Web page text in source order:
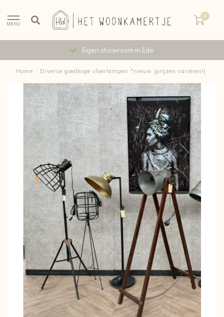
MENU
0
Eigen showroom in Ede
Home / Diverse goedkope vloerlampen *nieuw (prijzen variëren!)